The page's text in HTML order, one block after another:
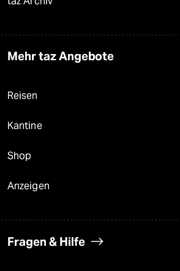
Mehr taz Angebote
Reisen
Kantine
Shop
Anzeigen
Fragen & Hilfe